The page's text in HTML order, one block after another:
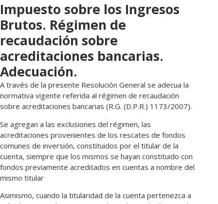
Impuesto sobre los Ingresos
Brutos. Régimen de
recaudación sobre
acreditaciones bancarias.
Adecuación.
A través de la presente Resolución General se adecua la
normativa vigente referida al régimen de recaudación
sobre acreditaciones bancarias (R.G. (D.P.R.) 1173/2007).
Se agregan a las exclusiones del régimen, las
acreditaciones provenientes de los rescates de fondos
comunes de inversión, constituidos por el titular de la
cuenta, siempre que los mismos se hayan constituido con
fondos previamente acreditados en cuentas a nombre del
mismo titular
Asimismo, cuando la titularidad de la cuenta pertenezca a